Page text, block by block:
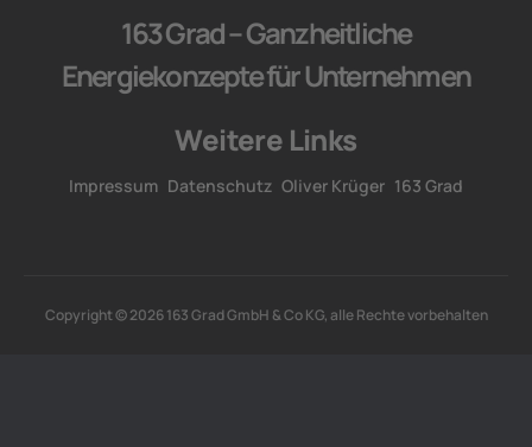
163 Grad – Ganzheitliche
Energiekonzepte für Unternehmen
Weitere Links
Impressum Datenschutz Oliver Krüger 163 Grad
Copyright © 2026 163 Grad GmbH & Co KG, alle Rechte vorbehalten